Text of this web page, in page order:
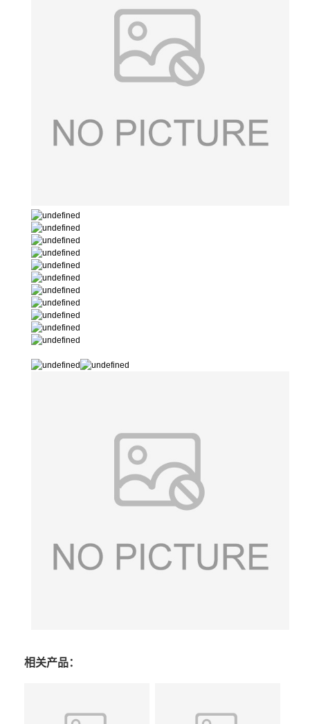
相关产品：